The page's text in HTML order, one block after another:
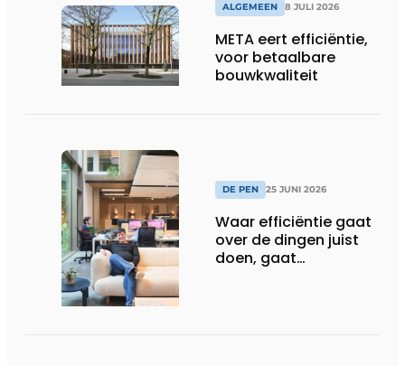
ALGEMEEN 8 JULI 2026
META eert efficiëntie,
voor betaalbare
bouwkwaliteit
DE PEN 25 JUNI 2026
Waar efficiëntie gaat
over de dingen juist
doen, gaat